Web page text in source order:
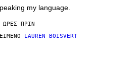
my language.
ΏΡΕΣ ΠΡΙΝ
LAUREN BOISVERT